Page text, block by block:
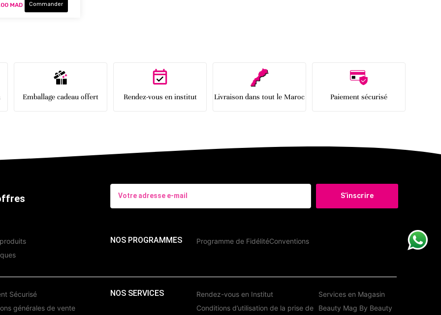
MAD Commander
Emballage cadeau offert Rendez-vous en institut Livraison dans tout le Maroc Paiement sécurisé
S’inscrire
NOS PROGRAMMES Programme de FidélitéConventions
Sécurisé
générales de vente
NOS SERVICES
Rendez-vous en Institut
Conditions d’utilisation de la prise de
Services en Magasin
Beauty Mag By Beauty